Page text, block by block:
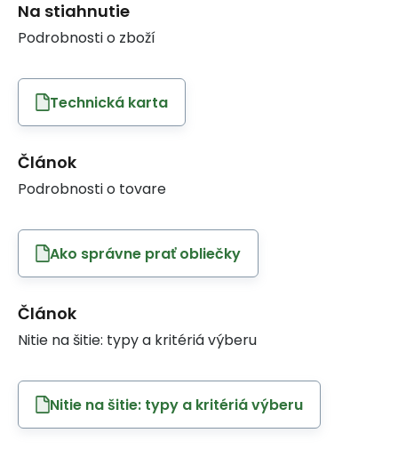
Na stiahnutie
Podrobnosti o zboží
Technická karta
Článok
Podrobnosti o tovare
Ako správne prať obliečky
Článok
Nitie na šitie: typy a kritériá výberu
Nitie na šitie: typy a kritériá výberu